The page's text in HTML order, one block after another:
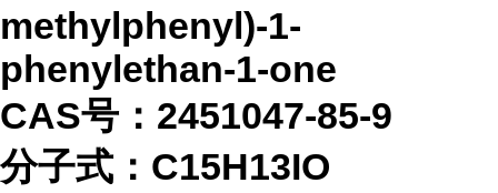
methylphenyl)-1-
phenylethan-1-one
CAS号：2451047-85-9
分子式： C15H13IO